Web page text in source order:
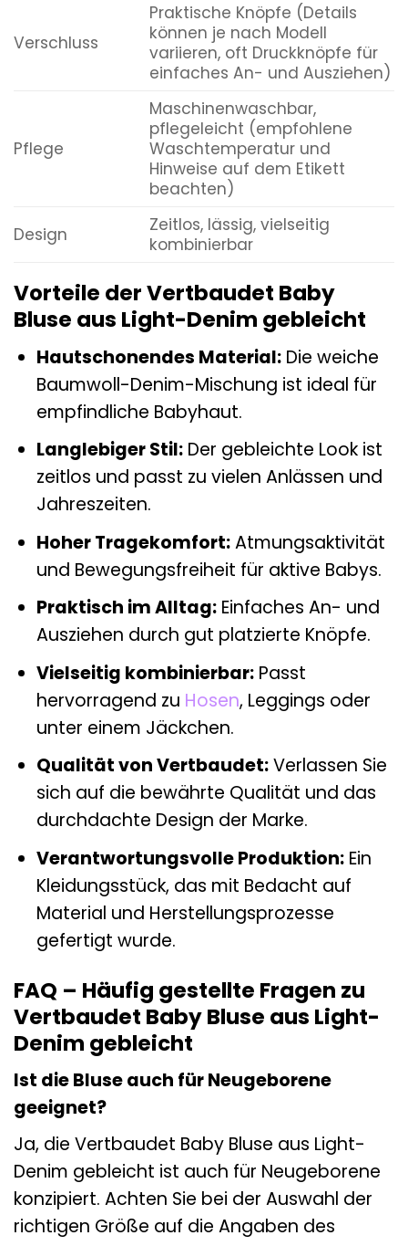
Verschluss
Praktische Knöpfe (Details
können je nach Modell
variieren, oft Druckknöpfe für
einfaches An- und Ausziehen)
Pflege
Maschinenwaschbar,
pflegeleicht (empfohlene
Waschtemperatur und
Hinweise auf dem Etikett
beachten)
Design
Zeitlos, lässig, vielseitig
kombinierbar
Vorteile der Vertbaudet Baby
Bluse aus Light-Denim gebleicht
Hautschonendes Material:Die weiche
Baumwoll-Denim-Mischung ist ideal für
empfindliche Babyhaut.
Langlebiger Stil:Der gebleichte Look ist
zeitlos und passt zu vielen Anlässen und
Jahreszeiten.
Hoher Tragekomfort:Atmungsaktivität
und Bewegungsfreiheit für aktive Babys.
Praktisch im Alltag:Einfaches An- und
Ausziehen durch gut platzierte Knöpfe.
Vielseitig kombinierbar:Passt
hervorragend zu Hosen, Leggings oder
unter einem Jäckchen.
Qualität von Vertbaudet:Verlassen Sie
sich auf die bewährte Qualität und das
durchdachte Design der Marke.
Verantwortungsvolle Produktion:Ein
Kleidungsstück, das mit Bedacht auf
Material und Herstellungsprozesse
gefertigt wurde.
FAQ – Häufig gestellte Fragen zu
Vertbaudet Baby Bluse aus Light-
Denim gebleicht
Ist die Bluse auch für Neugeborene
geeignet?
Ja, die Vertbaudet Baby Bluse aus Light-
Denim gebleicht ist auch für Neugeborene
konzipiert. Achten Sie bei der Auswahl der
richtigen Größe auf die Angaben des